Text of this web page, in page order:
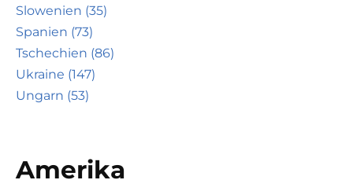
Slowenien (35)
Spanien (73)
Tschechien (86)
Ukraine (147)
Ungarn (53)
Amerika